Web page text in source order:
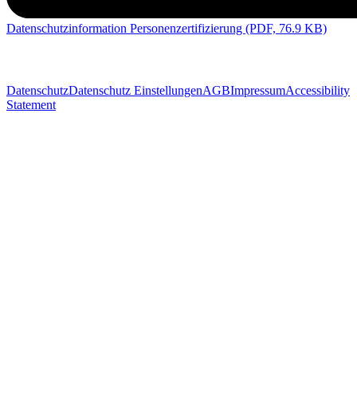
Datenschutzinformation Personenzertifizierung (PDF, 76.9 KB)
DatenschutzDatenschutz EinstellungenAGBImpressumAccessibility
Statement